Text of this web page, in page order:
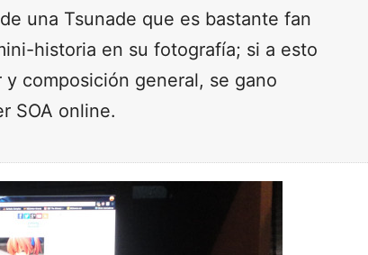
una Tsunade que es bastante fan
historia en su fotografía; si a esto
composición general, se gano
SOA online.